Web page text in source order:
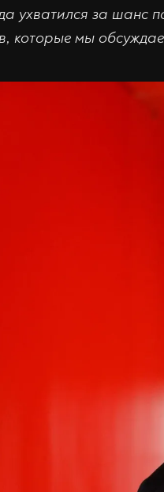
ухватился за шанс
которые мы